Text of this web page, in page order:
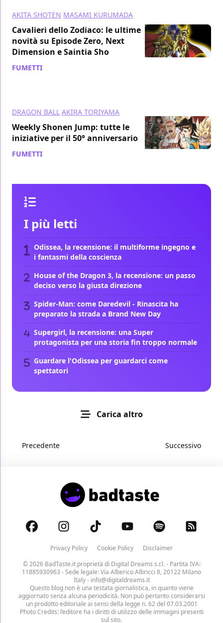
AKITA SHOTEN MASAMI KURUMADA
Cavalieri dello Zodiaco: le ultime
novità su Episode Zero, Next
Dimension e Saintia Sho
FUMETTI
DRAGON BALL AKIRA TORIYAMA
Weekly Shonen Jump: tutte le
iniziative per il 50° anniversario
FUMETTI
I più letti
Odissea, la recensione: il multiforme ingegno e
i fantasmi della coscienza
House of the Dragon 3, la recensione: un passo
deciso verso la giusta direzione
Spider-Man: come Daredevil - Rinascita ha
preparato la strada a Brand New Day
Supergirl, la recensione: una Super
protagonista per una storia fin troppo normale
Guardare l'Odissea per guardarci come
spettatori
Carica altro
Precedente Successivo
Privacy Policy Cookie Policy
Disclaimer
© 2026 BadTaste.it proprietà di Digital Dreams s.r.l.- Partita IVA:
11885930963 - Sede legale: Via Alberico Albricci 8, 20122 Milano
Italy - info@digitaldreams.it
Questo blog non è una testata giornalistica, in quanto viene
aggiornato senza alcuna periodicità. Non può pertanto considerarsi
un prodotto editoriale ai sensi della legge n. 62 del 07.03.2001
Photo Credits: l’editore ha i diritti di utilizzo delle immagini presenti
sul sito.